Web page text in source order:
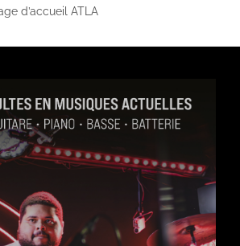
d’accueil ATLA